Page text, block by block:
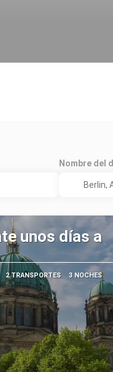
Nombre del
unos días a
2 TRANSPORTES 3 NOCHES